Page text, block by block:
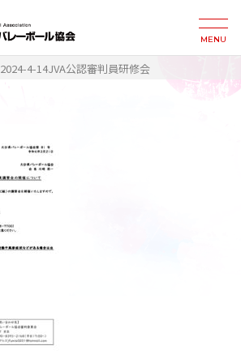
MENU
2024-4-14JVA公認審判員研修会